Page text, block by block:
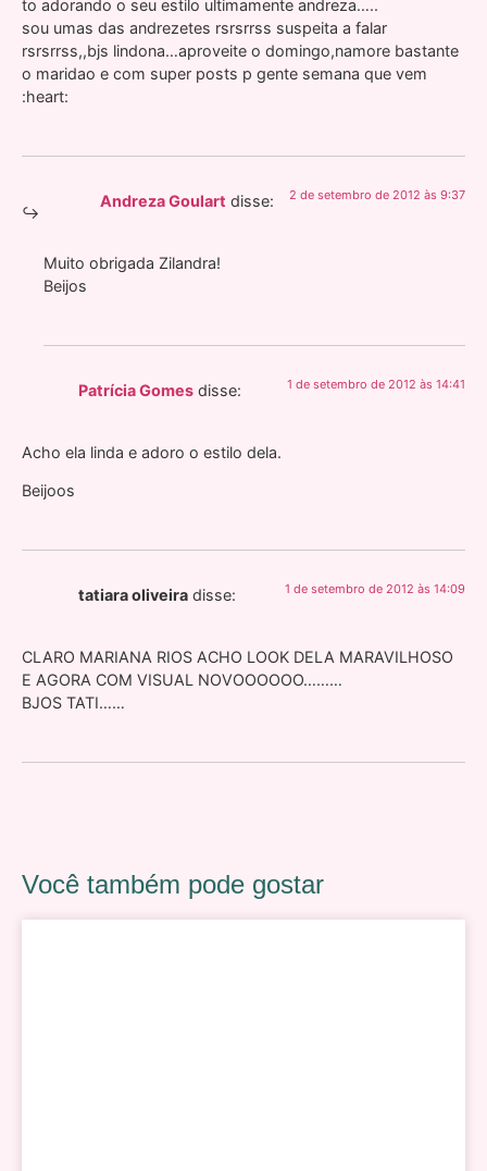
to adorando o seu estilo ultimamente andreza…..
sou umas das andrezetes rsrsrrss suspeita a falar
rsrsrrss,,bjs lindona…aproveite o domingo,namore bastante
o maridao e com super posts p gente semana que vem
:heart:
Andreza Goulart disse: 2 de setembro de 2012 às 9:37
Muito obrigada Zilandra!
Beijos
Patrícia Gomes disse: 1 de setembro de 2012 às 14:41
Acho ela linda e adoro o estilo dela.
Beijoos
tatiara oliveira disse: 1 de setembro de 2012 às 14:09
CLARO MARIANA RIOS ACHO LOOK DELA MARAVILHOSO
E AGORA COM VISUAL NOVOOOOOO………
BJOS TATI……
Você também pode gostar